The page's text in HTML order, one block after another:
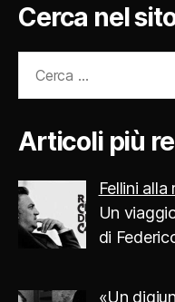
Cerca nel
Articoli più
Fellini alla
Un
di
«Un